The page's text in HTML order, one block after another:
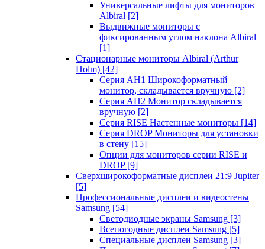
Универсальные лифты для мониторов
Albiral [2]
Выдвижные мониторы с
фиксированным углом наклона Albiral
[1]
Стационарные мониторы Albiral (Arthur
Holm) [42]
Серия AH1 Широкоформатный
монитор, складывается вручную [2]
Серия AH2 Монитор складывается
вручную [2]
Серия RISE Настенные мониторы [14]
Серия DROP Мониторы для установки
в стену [15]
Опции для мониторов серии RISE и
DROP [9]
Сверхширокоформатные дисплеи 21:9 Jupiter
[5]
Профессиональные дисплеи и видеостены
Samsung [54]
Светодиодные экраны Samsung [3]
Всепогодные дисплеи Samsung [5]
Специальные дисплеи Samsung [3]